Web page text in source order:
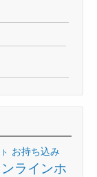
お持ち込み
ラインホ